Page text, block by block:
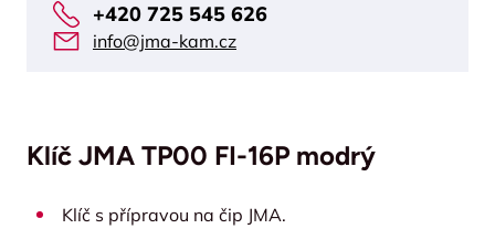
+420 725 545 626
info@jma-kam.cz
Klíč JMA TP00 FI-16P modrý
Klíč s přípravou na čip JMA.